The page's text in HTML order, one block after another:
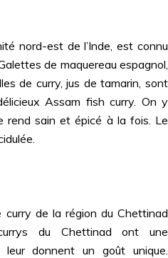
nord-est de l’Inde, est connu
de maquereau espagnol,
de curry, jus de tamarin, sont
Assam fish curry. On y
rend sain et épicé à la fois. Le
curry de la région du Chettinad
du Chettinad ont une
donnent un goût unique.